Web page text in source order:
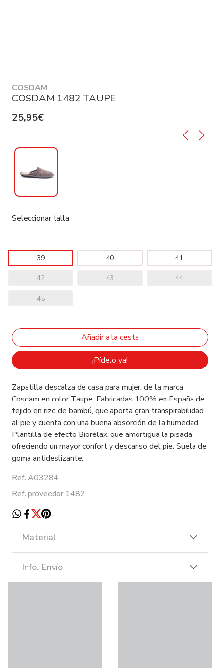
COSDAM
COSDAM 1482 TAUPE
25,95€
Seleccionar talla
39 40 41
42 43 44
45
¡Pídelo ya!
Zapatilla descalza de casa para mujer, de la marca
Cosdam en color Taupe. Fabricadas 100% en España de
tejido en rizo de bambú, que aporta gran transpirabilidad
al pie y cuenta con una buena absorción de la humedad.
Plantilla de efecto Biorelax, que amortigua la pisada
ofreciendo un mayor confort y descanso del pie. Suela de
goma antideslizante.
Ref. A03284
Ref. proveedor 1482
Material
Info. Envío